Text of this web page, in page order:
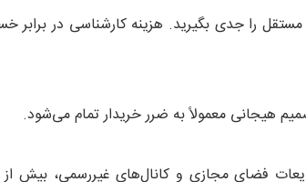
را جدی بگیرید. هزینه کارشناسی در برابر
فضای مجازی و کانال‌های غیررسمی، بیش از